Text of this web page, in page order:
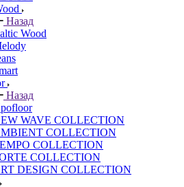
Назад
Wood
Назад
WAVE COLLECTION
COLLECTION
COLLECTION
COLLECTION
DESIGN COLLECTION